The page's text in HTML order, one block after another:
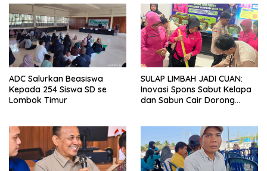
ADC Salurkan Beasiswa
Kepada 254 Siswa SD se
Lombok Timur
SULAP LIMBAH JADI CUAN:
Inovasi Spons Sabut Kelapa
dan Sabun Cair Dorong